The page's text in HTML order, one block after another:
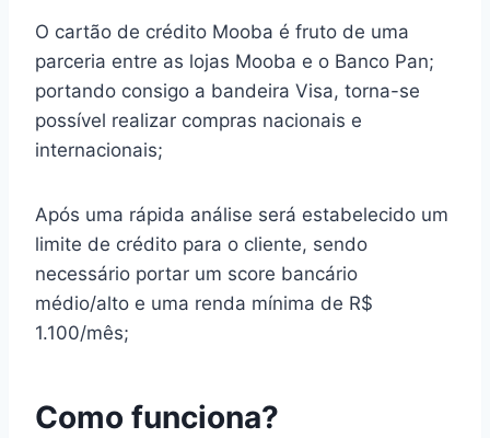
O cartão de crédito Mooba é fruto de uma
parceria entre as lojas Mooba e o Banco Pan;
portando consigo a bandeira Visa, torna-se
possível realizar compras nacionais e
internacionais;
Após uma rápida análise será estabelecido um
limite de crédito para o cliente, sendo
necessário portar um score bancário
médio/alto e uma renda mínima de R$
1.100/mês;
Como funciona?